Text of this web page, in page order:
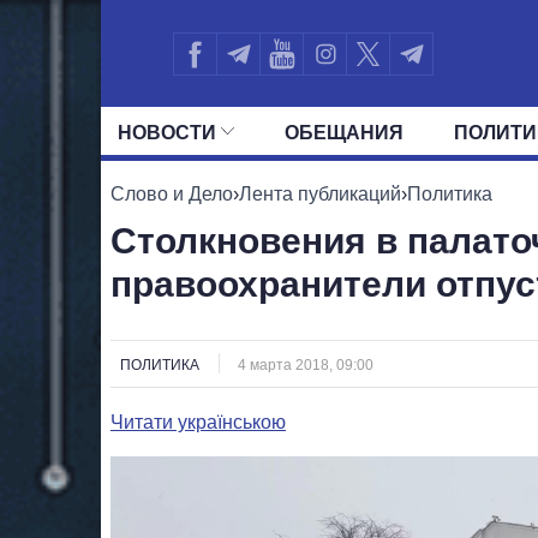
НОВОСТИ ОБЕЩАНИЯ
ВСЕ ПОЛИТИКИ ПРЕЗИДЕНТ И
Слово и Дело›Лента публикаций›Политика
Столкновения в
правоохранители
ПОЛИТИКА 4 марта 2018, 09:00
Читати українською